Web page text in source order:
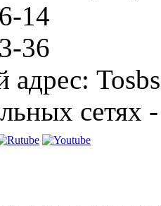
14
36
адрес:
сетях